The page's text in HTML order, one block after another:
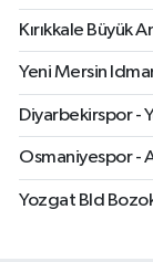
Kırıkkale Büyük
Yeni Mersin
Diyarbekirspor -
Osmaniyespor -
Yozgat Bld